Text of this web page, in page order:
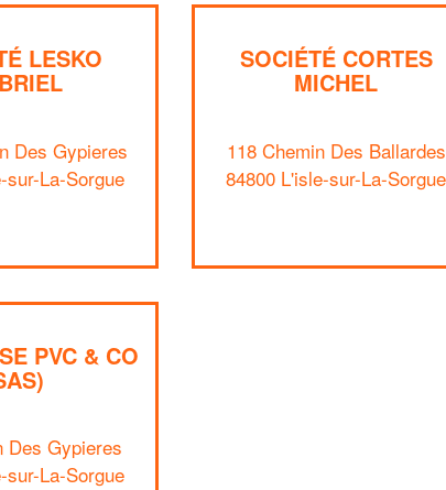
LESKO
Des Gypieres
sur-La-Sorgue
SOCIÉTÉ CORTES
MICHEL
118 Chemin Des Ballardes
84800 L'isle-sur-La-Sorgue
PVC & CO
Des Gypieres
sur-La-Sorgue